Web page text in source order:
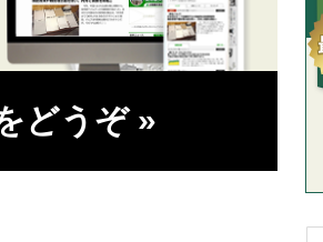
どうぞ »